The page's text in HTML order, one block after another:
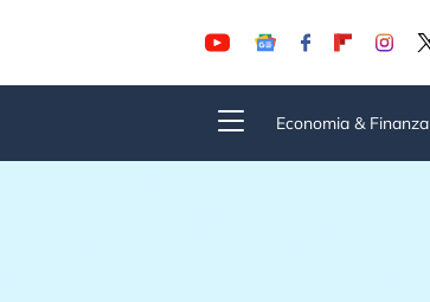
Economia & Finanza